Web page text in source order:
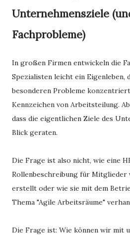
Unternehmensziele
Fachprobleme)
In großen Firmen entwickeln die
Spezialisten leicht ein Eigenleben,
besonderen Probleme
Kennzeichen von Arbeitsteilung.
dass die eigentlichen Ziele des
Blick geraten.
Die Frage ist also nicht, wie eine
Rollenbeschreibung für Mitglieder
erstellt oder wie sie mit dem
Thema "Agile Arbeitsräume"
Die Frage ist: Wie können wir mit